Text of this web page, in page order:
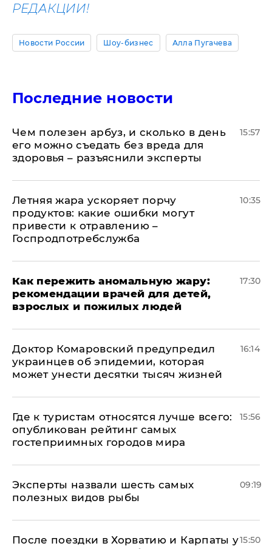
РЕДАКЦИИ!
Новости России Шоу-бизнес Алла Пугачева
Последние новости
Чем полезен арбуз, и сколько в день
его можно съедать без вреда для
здоровья – разъяснили эксперты
15:57
Летняя жара ускоряет порчу
продуктов: какие ошибки могут
привести к отравлению –
Госпродпотребслужба
10:35
Как пережить аномальную жару:
рекомендации врачей для детей,
взрослых и пожилых людей
17:30
Доктор Комаровский предупредил
украинцев об эпидемии, которая
может унести десятки тысяч жизней
16:14
Где к туристам относятся лучше всего:
опубликован рейтинг самых
гостеприимных городов мира
15:56
Эксперты назвали шесть самых
полезных видов рыбы
09:19
После поездки в Хорватию и Карпаты у15:50